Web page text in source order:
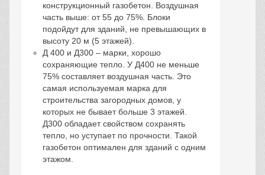
конструкционный газобетон. Воздушная
часть выше: от 55 до 75%. Блоки
подойдут для зданий, не превышающих в
высоту 20 м (5 этажей).
Д 400 и Д300 – марки, хорошо
сохраняющие тепло. У Д400 не меньше
75% составляет воздушная часть. Это
самая используемая марка для
строительства загородных домов, у
которых не бывает больше 3 этажей.
Д300 обладает свойством сохранять
тепло, но уступает по прочности. Такой
газобетон оптимален для зданий с одним
этажом.